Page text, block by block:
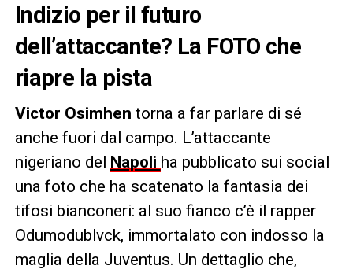
Indizio per il futuro
dell’attaccante? La FOTO che
riapre la pista
Victor Osimhen torna a far parlare di sé
anche fuori dal campo. L’attaccante
nigeriano del Napoli ha pubblicato sui social
una foto che ha scatenato la fantasia dei
tifosi bianconeri: al suo fianco c’è il rapper
Odumodublvck, immortalato con indosso la
maglia della Juventus. Un dettaglio che,